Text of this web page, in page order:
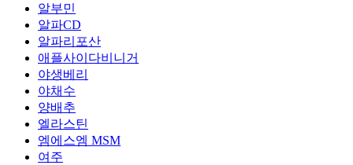
알부민
알파CD
알파리포산
애플사이다비니거
야생베리
야채수
양배추
엘라스틴
엠에스엠 MSM
여주